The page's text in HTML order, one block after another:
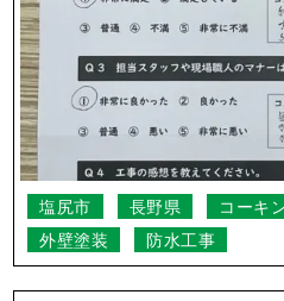
塩尻市 長野県
コーキ
外壁塗装
防水工事